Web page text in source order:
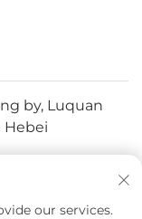
by, Luquan
Hebei
our services.